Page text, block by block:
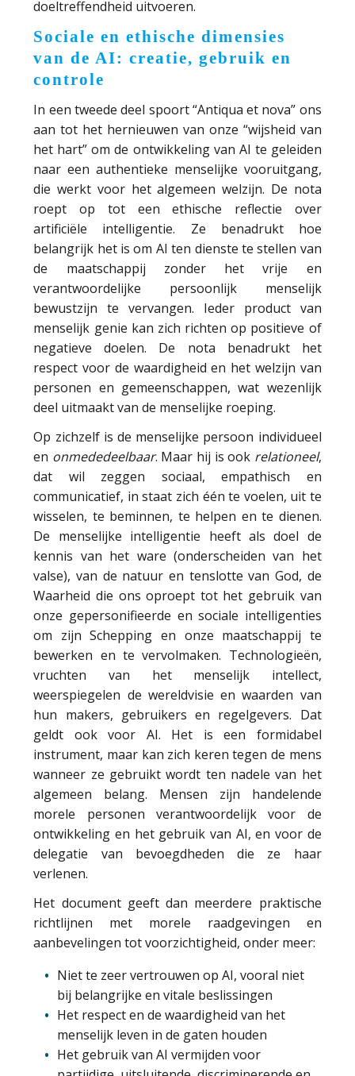
doeltreffendheid uitvoeren.
Sociale en ethische dimensies
van de AI: creatie, gebruik en
controle
In een tweede deel spoort “Antiqua et nova” ons
aan tot het hernieuwen van onze “wijsheid van
het hart” om de ontwikkeling van AI te geleiden
naar een authentieke menselijke vooruitgang,
die werkt voor het algemeen welzijn. De nota
roept op tot een ethische reflectie over
artificiële intelligentie. Ze benadrukt hoe
belangrijk het is om AI ten dienste te stellen van
de maatschappij zonder het vrije en
verantwoordelijke persoonlijk menselijk
bewustzijn te vervangen. Ieder product van
menselijk genie kan zich richten op positieve of
negatieve doelen. De nota benadrukt het
respect voor de waardigheid en het welzijn van
personen en gemeenschappen, wat wezenlijk
deel uitmaakt van de menselijke roeping.
Op zichzelf is de menselijke persoon individueel
en onmededeelbaar. Maar hij is ook relationeel,
dat wil zeggen sociaal, empathisch en
communicatief, in staat zich één te voelen, uit te
wisselen, te beminnen, te helpen en te dienen.
De menselijke intelligentie heeft als doel de
kennis van het ware (onderscheiden van het
valse), van de natuur en tenslotte van God, de
Waarheid die ons oproept tot het gebruik van
onze gepersonifieerde en sociale intelligenties
om zijn Schepping en onze maatschappij te
bewerken en te vervolmaken. Technologieën,
vruchten van het menselijk intellect,
weerspiegelen de wereldvisie en waarden van
hun makers, gebruikers en regelgevers. Dat
geldt ook voor AI. Het is een formidabel
instrument, maar kan zich keren tegen de mens
wanneer ze gebruikt wordt ten nadele van het
algemeen belang. Mensen zijn handelende
morele personen verantwoordelijk voor de
ontwikkeling en het gebruik van AI, en voor de
delegatie van bevoegdheden die ze haar
verlenen.
Het document geeft dan meerdere praktische
richtlijnen met morele raadgevingen en
aanbevelingen tot voorzichtigheid, onder meer:
Niet te zeer vertrouwen op AI, vooral niet
bij belangrijke en vitale beslissingen
Het respect en de waardigheid van het
menselijk leven in de gaten houden
Het gebruik van AI vermijden voor